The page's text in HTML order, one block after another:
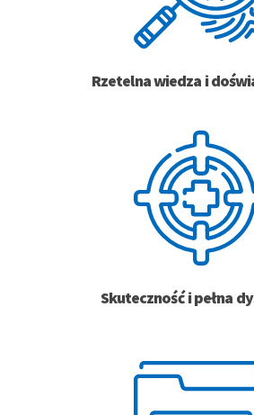
Rzetelna wiedza i
Skuteczność i pełna